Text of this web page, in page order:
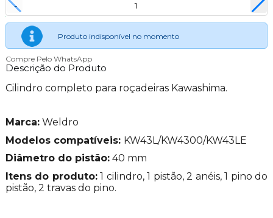
- +
Produto indisponível no momento
Compre Pelo WhatsApp
Descrição do Produto
Cilindro completo para roçadeiras Kawashima.
Marca:Weldro
Modelos compatíveis: KW43L/KW4300/KW43LE
Diâmetro do pistão:40 mm
Itens do produto:1 cilindro, 1 pistão, 2 anéis, 1 pino do
pistão, 2 travas do pino.